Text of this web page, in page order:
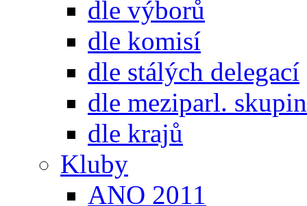
dle výborů
dle komisí
dle stálých delegací
dle meziparl. skupin
dle krajů
Kluby
ANO 2011